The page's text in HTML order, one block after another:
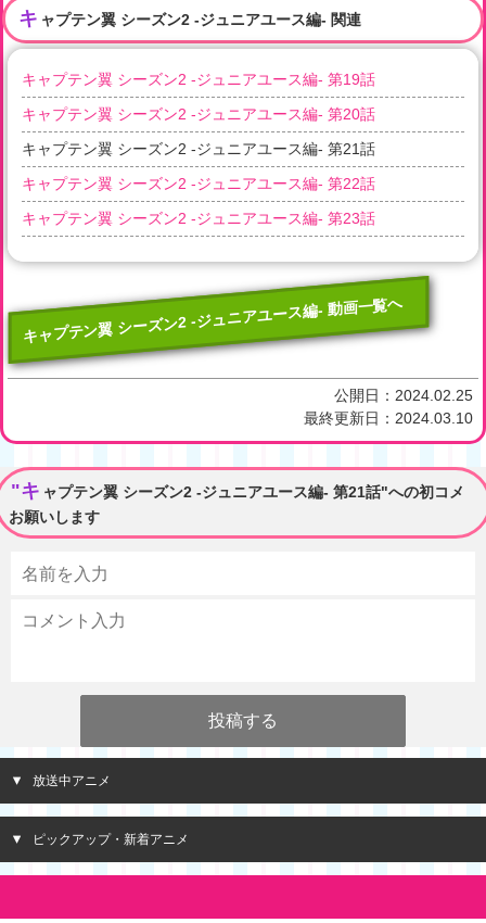
キ ャプテン翼 シーズン2 -ジュニアユース編- 関連
キャプテン翼 シーズン2 -ジュニアユース編- 第19話
キャプテン翼 シーズン2 -ジュニアユース編- 第20話
キャプテン翼 シーズン2 -ジュニアユース編- 第21話
キャプテン翼 シーズン2 -ジュニアユース編- 第22話
キャプテン翼 シーズン2 -ジュニアユース編- 第23話
キャプテン翼 シーズン2 -ジュニアユース編- 動画一覧へ
公開日： 2024.02.25
最終更新日： 2024.03.10
"キ ャプテン翼 シーズン2 -ジュニアユース編- 第21話"への初コメ
お願いします
放送中アニメ
ピックアップ・新着アニメ